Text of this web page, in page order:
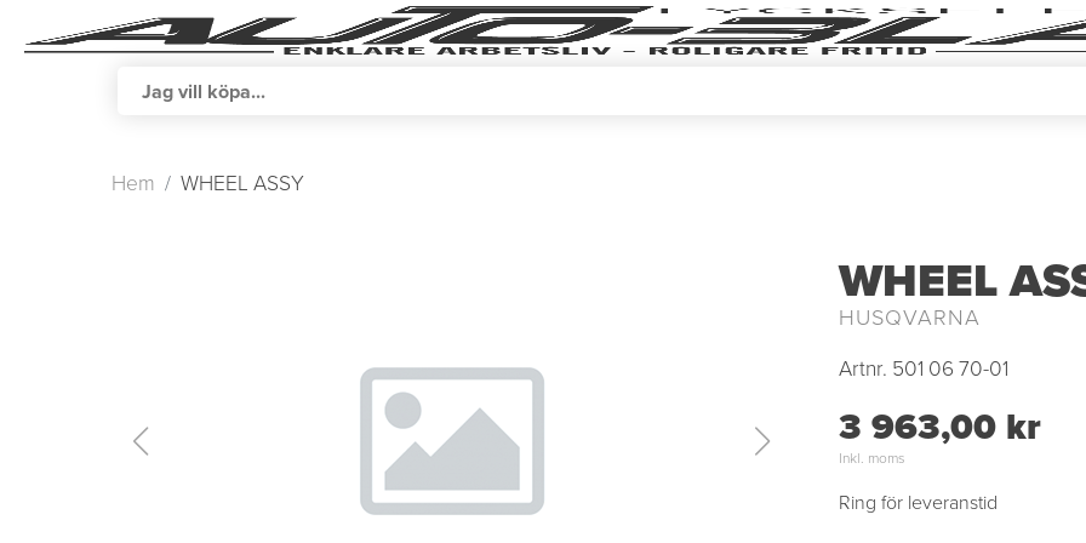
Hem WHEEL ASSY
WHEEL
HUSQVARNA
Artnr. 501 06 70-01
3 963,00 kr
Inkl. moms
Ring för leveranstid